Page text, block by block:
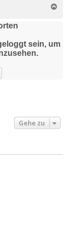
b
sein, um
Gehe zu